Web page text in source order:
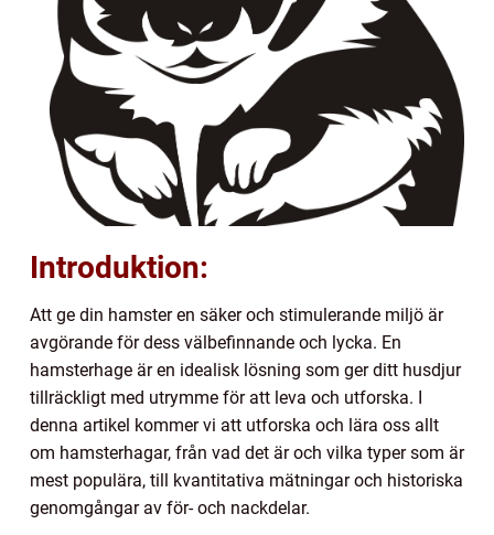
Introduktion:
Att ge din hamster en säker och stimulerande miljö är
avgörande för dess välbefinnande och lycka. En
hamsterhage är en idealisk lösning som ger ditt husdjur
tillräckligt med utrymme för att leva och utforska. I
denna artikel kommer vi att utforska och lära oss allt
om hamsterhagar, från vad det är och vilka typer som är
mest populära, till kvantitativa mätningar och historiska
genomgångar av för- och nackdelar.